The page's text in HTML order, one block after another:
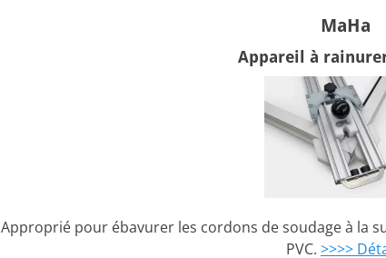
MaHa
Appareil à
Approprié pour ébavurer les cordons de soudage à la
PVC. >>>>